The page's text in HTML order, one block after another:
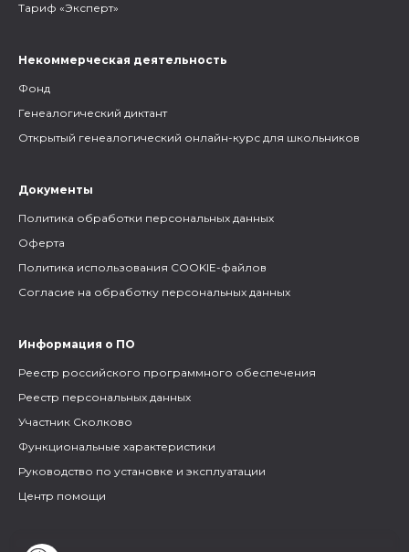
Тариф «Эксперт»
Некоммерческая деятельность
Фонд
Генеалогический диктант
Открытый генеалогический онлайн-курс для школьников
Документы
Политика обработки персональных данных
Оферта
Политика использования COOKIE-файлов
Согласие на обработку персональных данных
Информация о ПО
Реестр российского программного обеспечения
Реестр персональных данных
Участник Сколково
Функциональные характеристики
Руководство по установке и эксплуатации
Центр помощи